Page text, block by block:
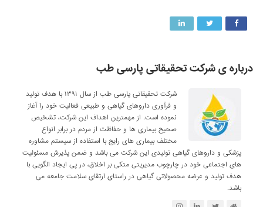
درباره ی شرکت تحقیقاتی پارسی طب
شرکت تحقیقاتی پارسی طب از سال ۱۳۹۱ با هدف تولید
و فرآوری داروهای گیاهی و طبیعی فعالیت خود را آغاز
نموده است. از مهمترین اهداف این شرکت، تشخیص
صحیح بیماری ها و حفاظت از مردم در برابر انواع
مختلف بیماری های رایج با استفاده از سیستم مشاوره
پزشکی و داروهای گیاهی تولیدی این شرکت می باشد و ضمن پذیرش مسئولیت
های اجتماعی خود در چارچوب مدیریتی متکی بر اخلاق، در پی ایجاد الگویی با
هدف تولید و عرضه محصولاتی گیاهی در راستای ارتقای سلامت جامعه می
باشد.